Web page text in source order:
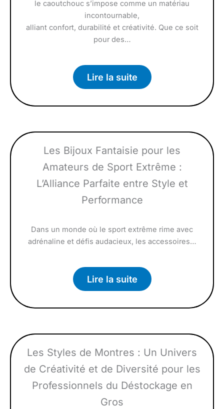
le caoutchouc s’impose comme un matériau
incontournable,
alliant confort, durabilité et créativité. Que ce soit
pour des…
Lire la suite
Les Bijoux Fantaisie pour les
Amateurs de Sport Extrême :
L’Alliance Parfaite entre Style et
Performance
Dans un monde où le sport extrême rime avec
adrénaline et défis audacieux, les accessoires…
Lire la suite
Les Styles de Montres : Un Univers
de Créativité et de Diversité pour les
Professionnels du Déstockage en
Gros